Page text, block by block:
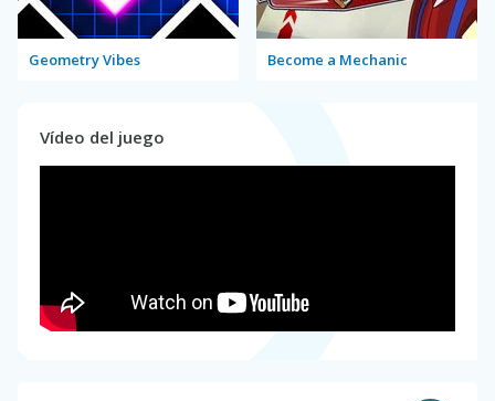
Geometry Vibes Become a Mechanic
Vídeo del juego